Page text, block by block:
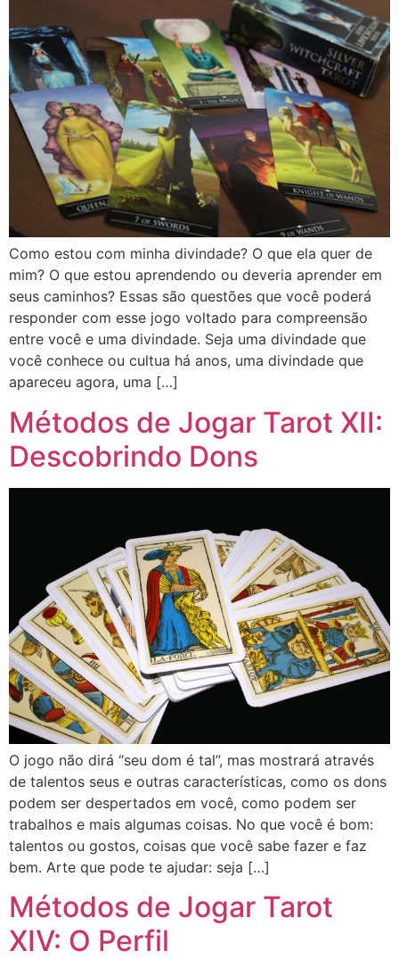
Como estou com minha divindade? O que ela quer de
mim? O que estou aprendendo ou deveria aprender em
seus caminhos? Essas são questões que você poderá
responder com esse jogo voltado para compreensão
entre você e uma divindade. Seja uma divindade que
você conhece ou cultua há anos, uma divindade que
apareceu agora, uma […]
Métodos de Jogar Tarot XII:
Descobrindo Dons
O jogo não dirá “seu dom é tal”, mas mostrará através
de talentos seus e outras características, como os dons
podem ser despertados em você, como podem ser
trabalhos e mais algumas coisas. No que você é bom:
talentos ou gostos, coisas que você sabe fazer e faz
bem. Arte que pode te ajudar: seja […]
Métodos de Jogar Tarot
XIV: O Perfil